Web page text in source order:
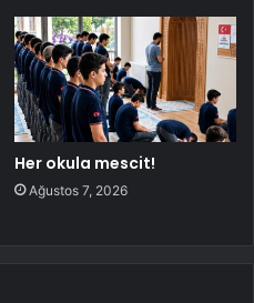
Her okula mescit!
Ağustos 7, 2026